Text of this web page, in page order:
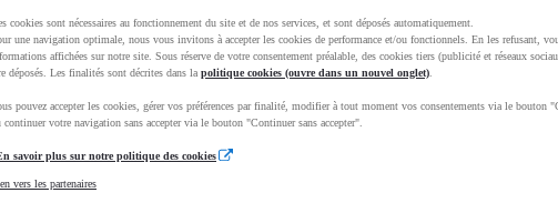
cookies sont nécessaires au fonctionnement du site et de nos services, et sont déposés automatiquement.
une navigation optimale, nous vous invitons à accepter les cookies de performance et/ou fonctionnels. En les refusant,
affichées sur notre site. Sous réserve de votre consentement préalable, des cookies tiers (publicité et réseaux
déposés. Les finalités sont décrites dans la politique cookies (ouvre dans un nouvel onglet)
pouvez accepter les cookies, gérer vos préférences par finalité, modifier à tout moment vos consentements via le bouton
continuer votre navigation sans accepter via le bouton "Continuer sans accepter".
savoir plus sur notre politique des cookies
vers les partenaires